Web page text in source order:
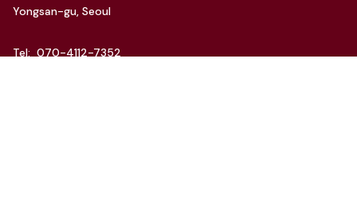
Yongsan-gu, Seoul
Tel: 070-4112-7352